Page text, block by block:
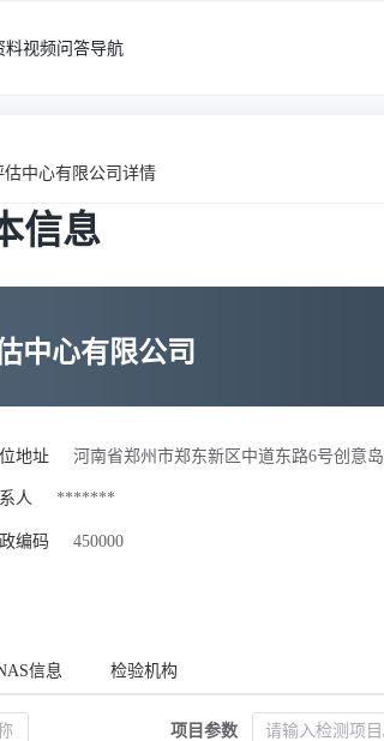
料视频问答导航
中心有限公司详情
信息
中心有限公司
地址 河南省郑州市郑东新区中道东路6号创意
人 *******
编码 450000
信息 检验机构
项目参数